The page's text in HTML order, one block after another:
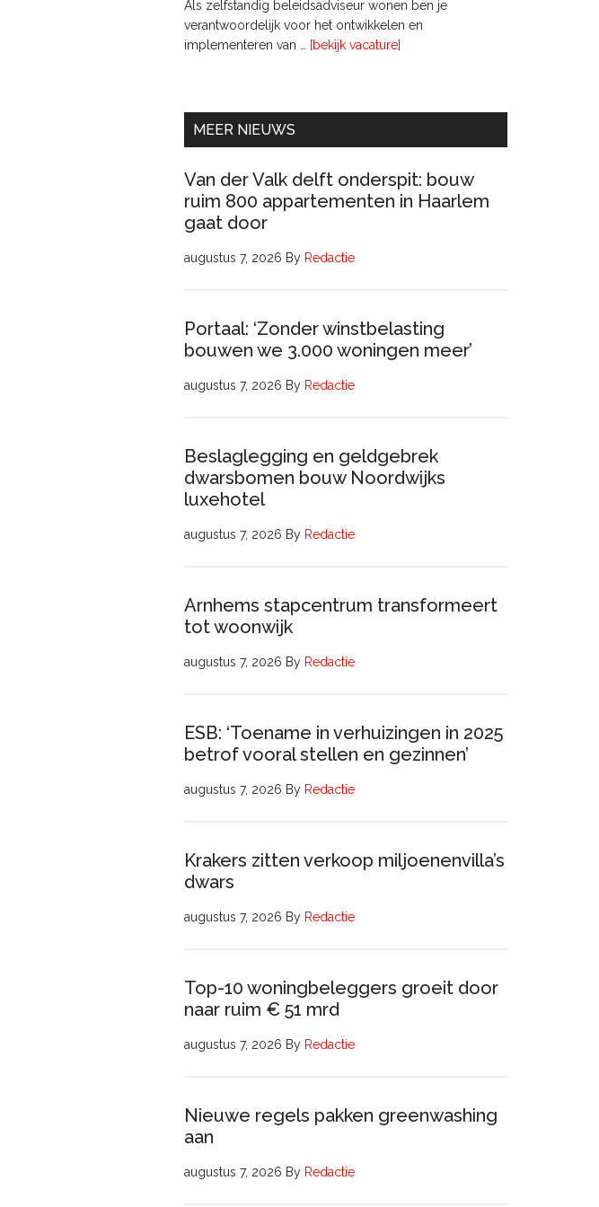
Als zelfstandig beleidsadviseur wonen ben je
verantwoordelijk voor het ontwikkelen en
implementeren van …
[bekijk vacature]
MEER NIEUWS
Van der Valk delft onderspit: bouw
ruim 800 appartementen in Haarlem
gaat door
augustus 7, 2026 By Redactie
Portaal: ‘Zonder winstbelasting
bouwen we 3.000 woningen meer’
augustus 7, 2026 By Redactie
Beslaglegging en geldgebrek
dwarsbomen bouw Noordwijks
luxehotel
augustus 7, 2026 By Redactie
Arnhems stapcentrum transformeert
tot woonwijk
augustus 7, 2026 By Redactie
ESB: ‘Toename in verhuizingen in 2025
betrof vooral stellen en gezinnen’
augustus 7, 2026 By Redactie
Krakers zitten verkoop miljoenenvilla’s
dwars
augustus 7, 2026 By Redactie
Top-10 woningbeleggers groeit door
naar ruim € 51 mrd
augustus 7, 2026 By Redactie
Nieuwe regels pakken greenwashing
aan
augustus 7, 2026 By Redactie